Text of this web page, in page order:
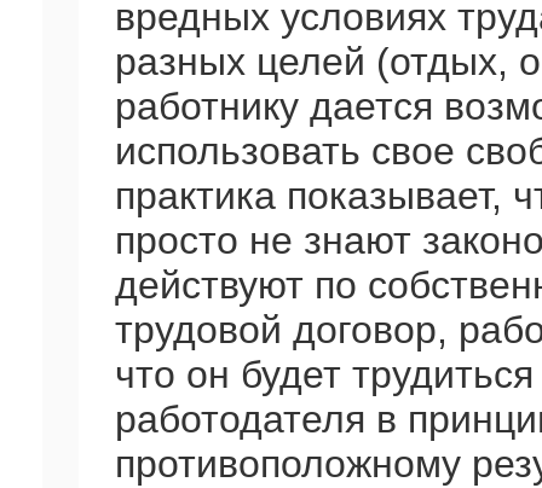
вредных условиях
разных целей (отдых,
работнику дается
использовать свое
практика показывает,
просто не знают
действуют по
трудовой договор,
что он будет
работодателя в
противоположному